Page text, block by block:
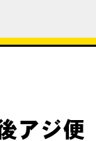
アジ便